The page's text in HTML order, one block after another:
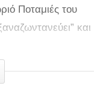
Ποταμιές του
και
ομάδα κατοίκων
διάσωση και την